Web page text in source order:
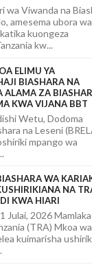
wa Viwanda na
amesema ubora wa
kuongeza
kw...
ELIMU YA
BIASHARA NA
ALAMA ZA
KWA VIJANA BBT
Wetu, Dodoma
na Leseni
mpango wa
WA
NA
KWA HIARI
Julai, 2026
(TRA) Mkoa wa
kuimarisha